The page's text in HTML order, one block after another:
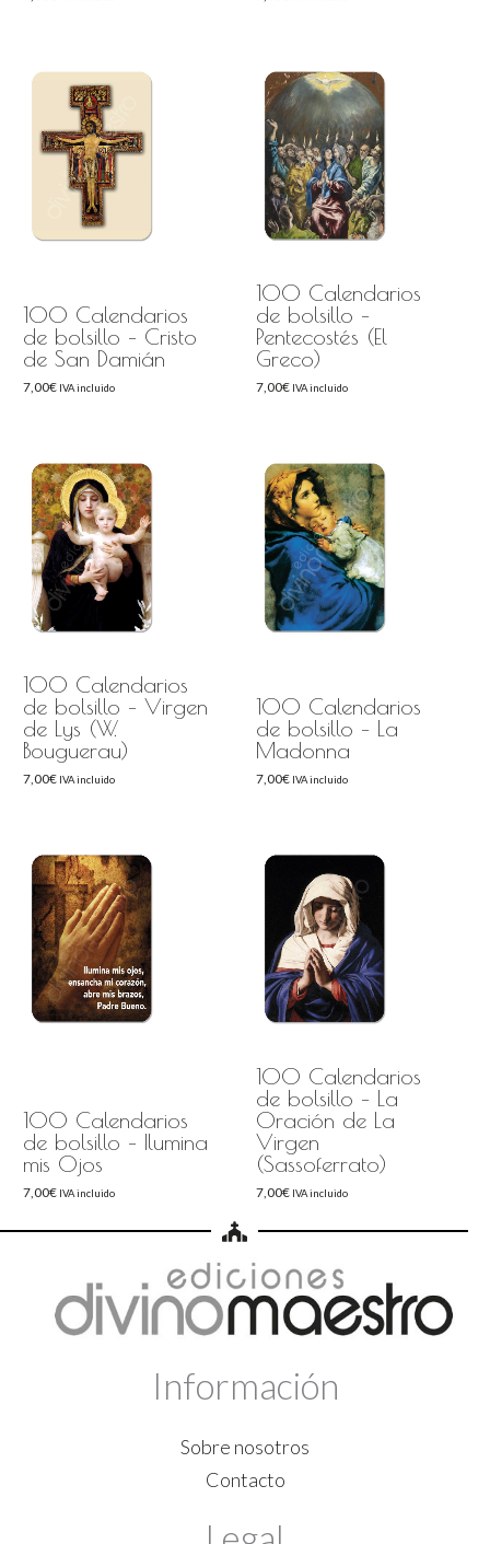
100 Calendarios
de bolsillo – Cristo
de San Damián
7,00€ IVA incluido
100 Calendarios
de bolsillo –
Pentecostés (El
Greco)
7,00€ IVA incluido
100 Calendarios
de bolsillo – Virgen
de Lys (W.
Bouguerau)
7,00€ IVA incluido
100 Calendarios
de bolsillo – La
Madonna
7,00€ IVA incluido
100 Calendarios
de bolsillo – Ilumina
mis Ojos
7,00€ IVA incluido
100 Calendarios
de bolsillo – La
Oración de La
Virgen
(Sassoferrato)
7,00€ IVA incluido
Información
Sobre nosotros
Contacto